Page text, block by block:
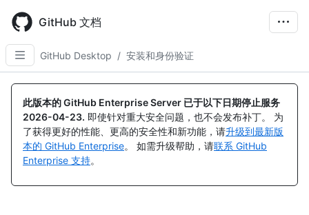
main
content
GitHub 文档
GitHub Desktop / 安装和身份验证
此版本的 GitHub Enterprise Server 已于以下日期停止服务
2026-04-23. 即使针对重大安全问题，也不会发布补丁。 为
了获得更好的性能、更高的安全性和新功能，请升级到最新版
本的 GitHub Enterprise。 如需升级帮助，请联系 GitHub
Enterprise 支持。